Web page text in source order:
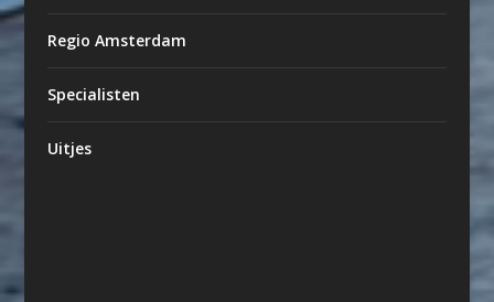
Regio Amsterdam
Specialisten
Uitjes